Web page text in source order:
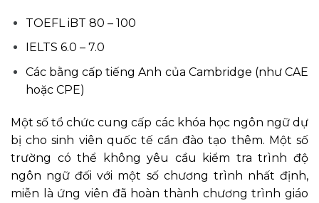
TOEFL iBT 80 – 100
IELTS 6.0 – 7.0
Các bằng cấp tiếng Anh của Cambridge (như CAE
hoặc CPE)
Một số tổ chức cung cấp các khóa học ngôn ngữ dự
bị cho sinh viên quốc tế cần đào tạo thêm. Một số
trường có thể không yêu cầu kiểm tra trình độ
ngôn ngữ đối với một số chương trình nhất định,
miễn là ứng viên đã hoàn thành chương trình giáo